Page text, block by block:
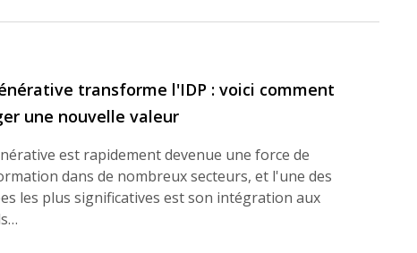
transforme l'IDP : voici comment
une nouvelle valeur
est rapidement devenue une force de
dans de nombreux secteurs, et l'une des
les plus significatives est son intégration aux